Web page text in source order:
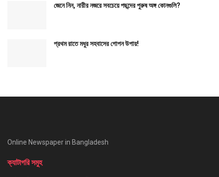
জেনে নিন, নারীর নজরে সবচেয়ে পছন্দের পুরুষ অঙ্গ কোনগুলি?
প্রথম রাতে মধুর সহবাসের গোপন উপায়!
Online Newspaper in Bangladesh
ক্যাটাগরি সমুহ